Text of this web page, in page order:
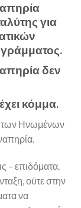
για
δεν
κόμμα.
των Ηνωμένων
– επιδόματα.
ούτε στην
να